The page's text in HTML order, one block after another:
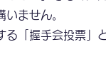
ません。
る「握手会投票